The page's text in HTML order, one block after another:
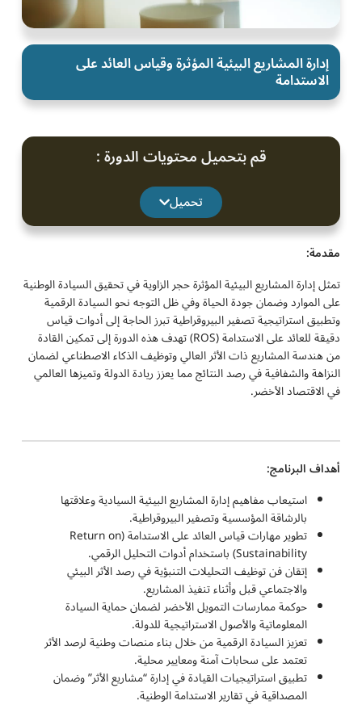
إدارة المشاريع البيئية المؤثرة وقياس العائد على
الاستدامة
قم بتحميل محتويات الدورة :
تحميل
مقدمة:
تمثل إدارة المشاريع البيئية المؤثرة حجر الزاوية في تحقيق السيادة الوطنية
على الموارد وضمان جودة الحياة وفي ظل التوجه نحو السيادة الرقمية
وتطبيق استراتيجية تصفير البيروقراطية تبرز الحاجة إلى أدوات قياس
دقيقة للعائد على الاستدامة (ROS) تهدف هذه الدورة إلى تمكين القادة
من هندسة المشاريع ذات الأثر العالي وتوظيف الذكاء الاصطناعي لضمان
النزاهة والشفافية في رصد النتائج مما يعزز ريادة الدولة وتميزها العالمي
في الاقتصاد الأخضر.
أهداف البرنامج:
استيعاب مفاهيم إدارة المشاريع البيئية السيادية وعلاقتها
بالرشاقة المؤسسية وتصفير البيروقراطية.
تطوير مهارات قياس العائد على الاستدامة (Return on
Sustainability) باستخدام أدوات التحليل الرقمي.
إتقان فن توظيف التحليلات التنبؤية في رصد الأثر البيئي
والاجتماعي قبل وأثناء تنفيذ المشاريع.
حوكمة ممارسات التمويل الأخضر لضمان حماية السيادة
المعلوماتية والأصول الاستراتيجية للدولة.
تعزيز السيادة الرقمية من خلال بناء منصات وطنية لرصد الأثر
تعتمد على سحابات آمنة ومعايير محلية.
تطبيق استراتيجيات القيادة في إدارة “مشاريع الأثر” وضمان
المصداقية في تقارير الاستدامة الوطنية.